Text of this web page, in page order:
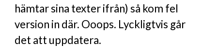
hämtar sina texter ifrån) så kom fel
version in där. Ooops. Lyckligtvis går
det att uppdatera.